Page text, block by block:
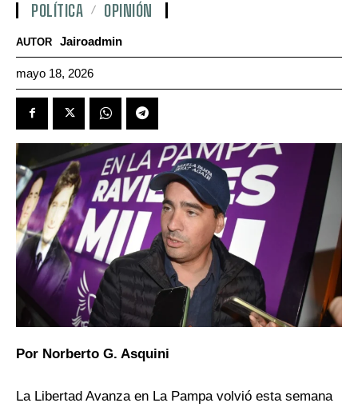
POLÍTICA OPINIÓN
AUTOR Jairoadmin
mayo 18, 2026
Por Norberto G. Asquini
La Libertad Avanza en La Pampa volvió esta semana